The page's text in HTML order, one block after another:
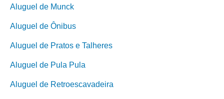
Aluguel de Munck
Aluguel de Ônibus
Aluguel de Pratos e Talheres
Aluguel de Pula Pula
Aluguel de Retroescavadeira